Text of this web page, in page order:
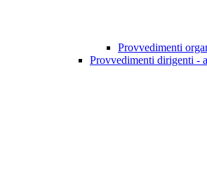
Provvedimenti
Provvedimenti dirigenti -